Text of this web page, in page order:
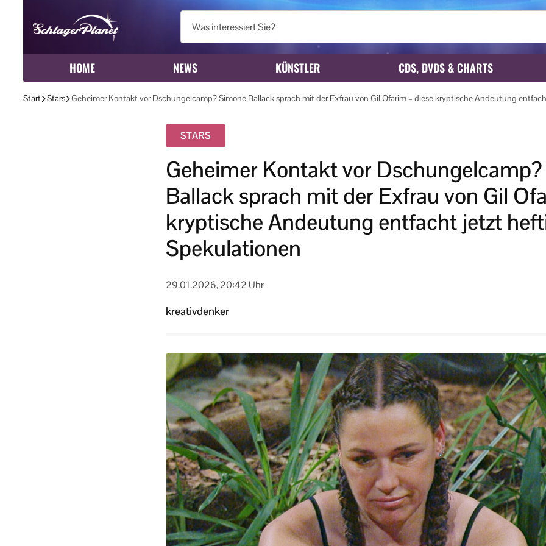
HOME NEWS KÜNSTLER CDS, DVDS & CHARTS
Start Stars Geheimer Kontakt vor Dschungelcamp? Simone Ballack sprach mit der Exfrau von Gil Ofarim – diese kryptische Andeutung
STARS
Geheimer Kontakt vor
Ballack sprach mit der Exfrau von Gil
kryptische Andeutung entfacht jetzt
Spekulationen
29.01.2026, 20:42 Uhr
kreativdenker